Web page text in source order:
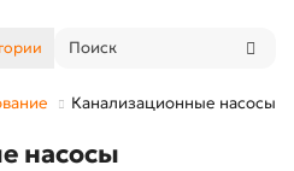
Канализационные насосы
насосы